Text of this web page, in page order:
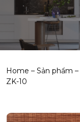
Home – Sản phẩm –
ZK-10